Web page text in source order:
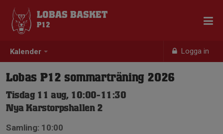
Kalender Logga in
LOBAS BASKET
P12
Lobas P12 sommarträning 2026
Tisdag 11 aug, 10:00-11:30
Nya Karstorpshallen 2
Samling: 10:00